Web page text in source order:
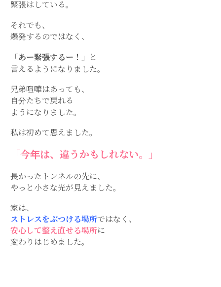
緊張はしている。
それでも、
爆発するのではなく、
「あー緊張するー！」
と
言えるようになりました。
兄弟喧嘩はあっても、
自分たちで戻れる
ようになりました。
私は初めて思えました。
「今年は、違うかもしれない。」
長かったトンネルの先に、
やっと小さな光が見えました。
家は、
ストレスをぶつける場所ではなく、
安心して整え直せる場所に
変わりはじめました。